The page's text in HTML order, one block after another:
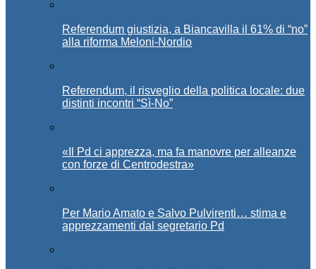
Referendum giustizia, a Biancavilla il 61% di “no”
alla riforma Meloni-Nordio
Referendum, il risveglio della politica locale: due
distinti incontri “Sì-No”
«Il Pd ci apprezza, ma fa manovre per alleanze
con forze di Centrodestra»
Per Mario Amato e Salvo Pulvirenti… stima e
apprezzamenti dal segretario Pd